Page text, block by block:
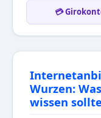
💳
Wurzen:
wissen